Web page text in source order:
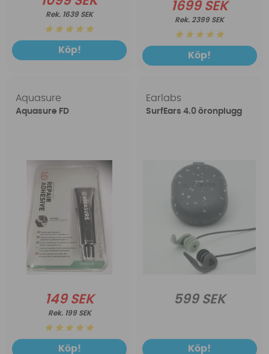
1639 SEK
Köp!
1699 SEK
2399 SEK
Köp!
Aquasure
Aquasure FD
149 SEK
199 SEK
Köp!
Earlabs
SurfEars 4.0 öronplugg
599 SEK
Köp!